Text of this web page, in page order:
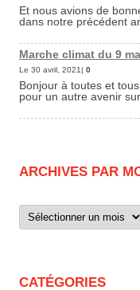
Et nous avions de
dans notre précédent
Marche climat du 9
Le 30 avril, 2021| 0
Bonjour à toutes et
pour un autre avenir sur
ARCHIVES PAR
Archives
par
CATÉGORIES